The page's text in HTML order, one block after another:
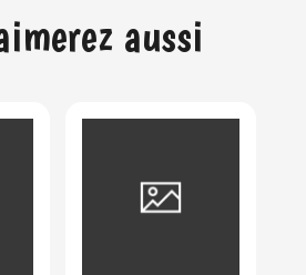
aussi